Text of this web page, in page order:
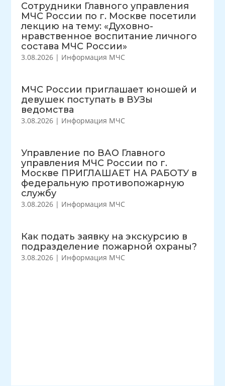
Сотрудники Главного управления
МЧС России по г. Москве посетили
лекцию на тему: «Духовно-
нравственное воспитание личного
состава МЧС России»
3.08.2026 | Информация МЧС
МЧС России приглашает юношей и
девушек поступать в ВУЗы
ведомства
3.08.2026 | Информация МЧС
Управление по ВАО Главного
управления МЧС России по г.
Москве ПРИГЛАШАЕТ НА РАБОТУ в
федеральную противопожарную
службу
3.08.2026 | Информация МЧС
Как подать заявку на экскурсию в
подразделение пожарной охраны?
3.08.2026 | Информация МЧС